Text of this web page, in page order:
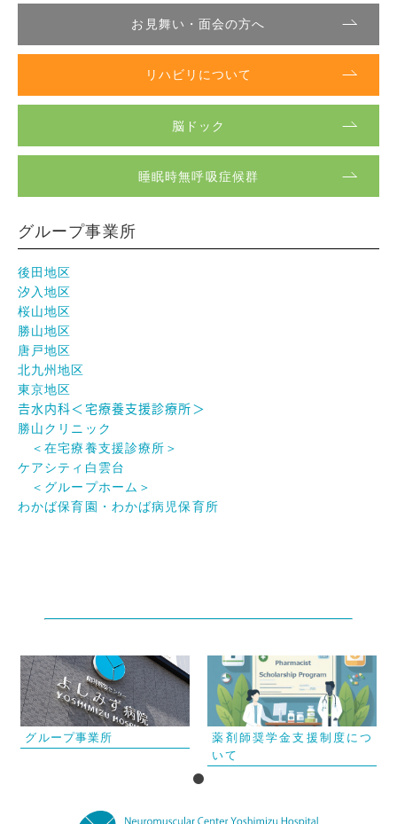
お見舞い・面会の方へ
リハビリについて
脳ドック
睡眠時無呼吸症候群
グループ事業所
後田地区
汐入地区
桜山地区
勝山地区
唐戸地区
北九州地区
東京地区
𠮷水内科＜宅療養支援診療所＞
勝山クリニック
＜在宅療養支援診療所＞
ケアシティ白雲台
＜グループホーム＞
わかば保育園・わかば病児保育所
グループ事業所
薬剤師奨学金支援制度につ
いて